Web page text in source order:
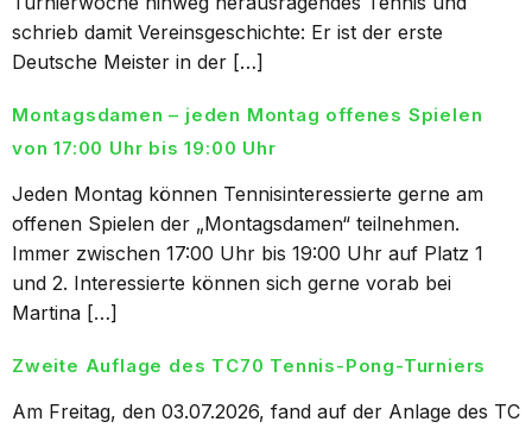
schrieb damit Vereinsgeschichte: Er ist der erste
Deutsche Meister in der […]
Montagsdamen – jeden Montag offenes Spielen
von 17:00 Uhr bis 19:00 Uhr
Jeden Montag können Tennisinteressierte gerne am
offenen Spielen der „Montagsdamen“ teilnehmen.
Immer zwischen 17:00 Uhr bis 19:00 Uhr auf Platz 1
und 2. Interessierte können sich gerne vorab bei
Martina […]
Zweite Auflage des TC70 Tennis-Pong-Turniers
Am Freitag, den 03.07.2026, fand auf der Anlage des TC